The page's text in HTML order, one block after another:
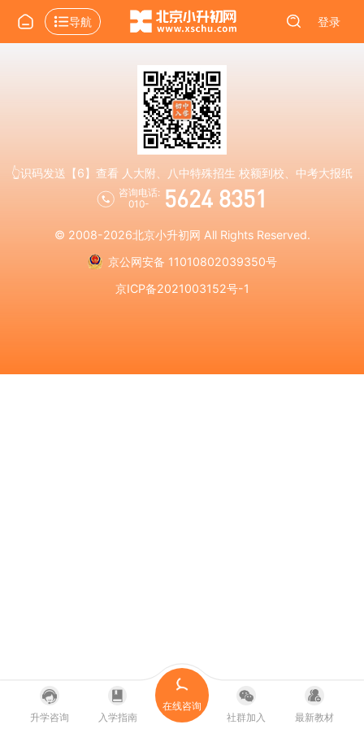
导航 登录
👆识码发送【6】查看 人大附、八中特殊招生 校额到校、中考大报纸
咨询电话:
010-
5624 8351
© 2008-2026北京小升初网 All Rights Reserved.
京公网安备 11010802039350号
京ICP备2021003152号-1
升学咨询 入学指南
在线咨询
社群加入
最新教材